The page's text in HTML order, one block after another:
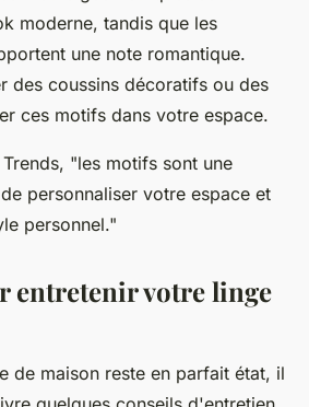
moderne, tandis que les
une note romantique.
des coussins décoratifs ou des
ces motifs dans votre espace.
, "les motifs sont une
personnaliser votre espace et
personnel."
entretenir votre linge
de maison reste en parfait état, il